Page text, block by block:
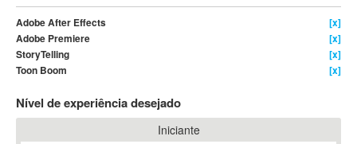
3GSM
4D Dimension
802.11
A&P
A2Billing
Adobe After Effects
[x]
Adobe Premiere
[x]
StoryTelling
[x]
Toon Boom
[x]
Nível de experiência desejado
Iniciante